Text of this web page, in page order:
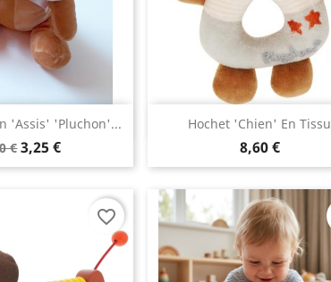
'assis' 'Pluchon'...
€ 3,25 €
rapide Hochet 'chien' En Tissu
8,60 €
Aperçu rapide
favorite_border